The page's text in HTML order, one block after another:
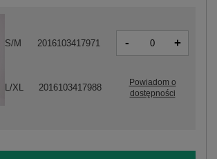
S/M 2016103417971 - +
L/XL 2016103417988
Powiadom o
dostępności